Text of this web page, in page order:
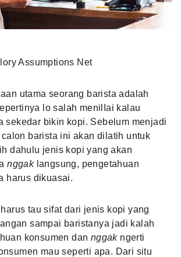
Assumptions Net
utama seorang barista adalah
lo salah menilIai kalau
sekedar bikin kopi. Sebelum menjadi
barista ini akan dilatih untuk
dahulu jenis kopi yang akan
nggak langsung, pengetahuan
harus dikuasai.
tau sifat dari jenis kopi yang
sampai baristanya jadi kalah
konsumen dan nggak ngerti
mau seperti apa. Dari situ